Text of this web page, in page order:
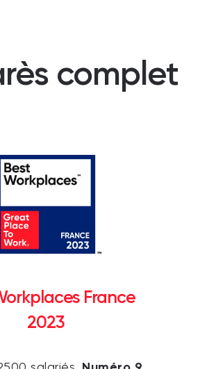
complet
France
2023